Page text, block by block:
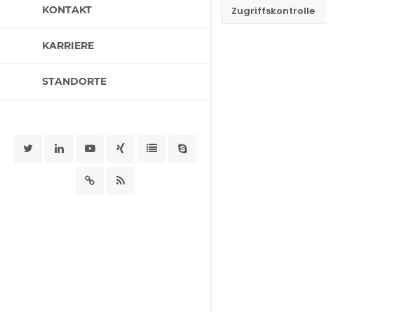
KONTAKT
KARRIERE
STANDORTE
Zugriffskontrolle